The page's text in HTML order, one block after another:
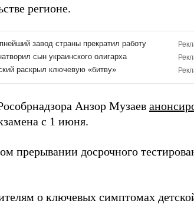
регионе.
Анзор Музаев
с 1 июня.
прерывании досрочного
о ключевых симптомах